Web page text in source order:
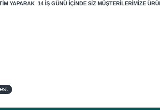
YAPARAK 14 IŞ GÜNÜ IÇINDE SIZ MÜŞTERILERIMIZE